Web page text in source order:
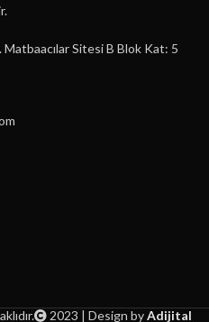
Sitesi B Blok Kat: 5
2023 | Design byAdijital